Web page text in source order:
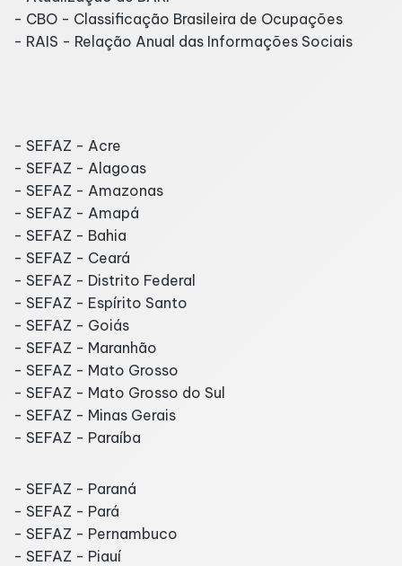
- CBO - Classificação Brasileira de Ocupações
- RAIS - Relação Anual das Informações Sociais
- SEFAZ - Acre
- SEFAZ - Alagoas
- SEFAZ - Amazonas
- SEFAZ - Amapá
- SEFAZ - Bahia
- SEFAZ - Ceará
- SEFAZ - Distrito Federal
- SEFAZ - Espírito Santo
- SEFAZ - Goiás
- SEFAZ - Maranhão
- SEFAZ - Mato Grosso
- SEFAZ - Mato Grosso do Sul
- SEFAZ - Minas Gerais
- SEFAZ - Paraíba
- SEFAZ - Paraná
- SEFAZ - Pará
- SEFAZ - Pernambuco
- SEFAZ - Piauí